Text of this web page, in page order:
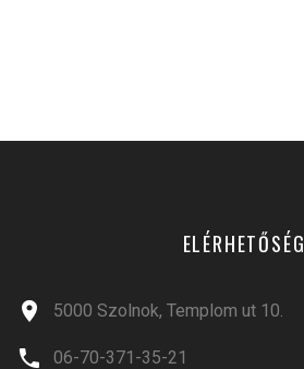
ELÉRHETŐSÉG
5000 Szolnok, Templom ut 10.
06-70-371-35-21